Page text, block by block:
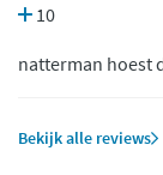
10
natterman hoest
Bekijk alle reviews